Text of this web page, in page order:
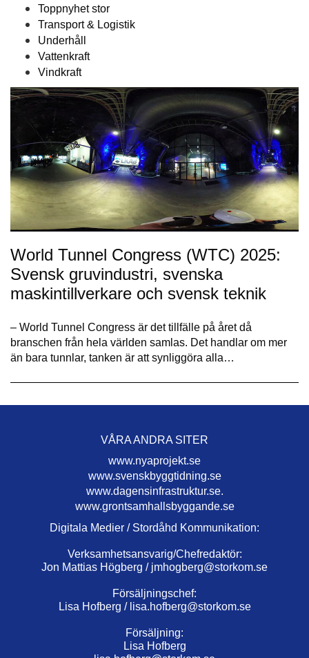
Toppnyhet stor
Transport & Logistik
Underhåll
Vattenkraft
Vindkraft
World Tunnel Congress (WTC) 2025:
Svensk gruvindustri, svenska
maskintillverkare och svensk teknik
– World Tunnel Congress är det tillfälle på året då
branschen från hela världen samlas. Det handlar om mer
än bara tunnlar, tanken är att synliggöra alla…
VÅRA ANDRA SITER
www.nyaprojekt.se
www.svenskbyggtidning.se
www.dagensinfrastruktur.se.
www.grontsamhallsbyggande.se
Digitala Medier / Stordåhd Kommunikation:
Verksamhetsansvarig/Chefredaktör:
Jon Mattias Högberg / jmhogberg@storkom.se
Försäljningschef:
Lisa Hofberg / lisa.hofberg@storkom.se
Försäljning:
Lisa Hofberg